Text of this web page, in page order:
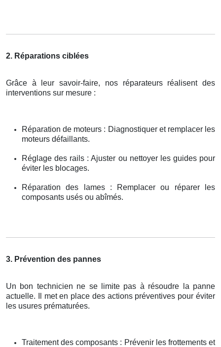
2. Réparations ciblées
Grâce à leur savoir-faire, nos réparateurs réalisent des
interventions sur mesure :
Réparation de moteurs : Diagnostiquer et remplacer les
moteurs défaillants.
Réglage des rails : Ajuster ou nettoyer les guides pour
éviter les blocages.
Réparation des lames : Remplacer ou réparer les
composants usés ou abîmés.
3. Prévention des pannes
Un bon technicien ne se limite pas à résoudre la panne
actuelle. Il met en place des actions préventives pour éviter
les usures prématurées.
Traitement des composants : Prévenir les frottements et